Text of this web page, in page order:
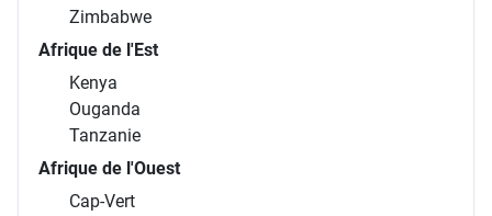
Zimbabwe
Afrique de l'Est
Kenya
Ouganda
Tanzanie
Afrique de l'Ouest
Cap-Vert